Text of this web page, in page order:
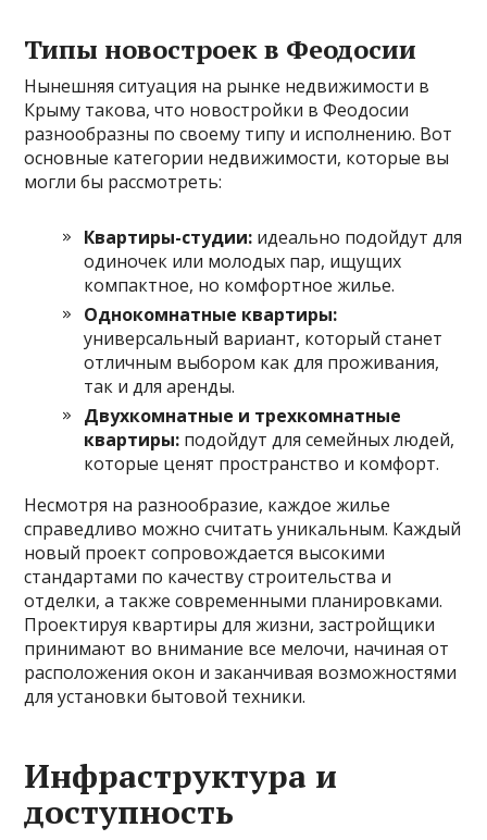
Типы новостроек в Феодосии
Нынешняя ситуация на рынке недвижимости в
Крыму такова, что новостройки в Феодосии
разнообразны по своему типу и исполнению. Вот
основные категории недвижимости, которые вы
могли бы рассмотреть:
Квартиры-студии: идеально подойдут для
одиночек или молодых пар, ищущих
компактное, но комфортное жилье.
Однокомнатные квартиры:
универсальный вариант, который станет
отличным выбором как для проживания,
так и для аренды.
Двухкомнатные и трехкомнатные
квартиры: подойдут для семейных людей,
которые ценят пространство и комфорт.
Несмотря на разнообразие, каждое жилье
справедливо можно считать уникальным. Каждый
новый проект сопровождается высокими
стандартами по качеству строительства и
отделки, а также современными планировками.
Проектируя квартиры для жизни, застройщики
принимают во внимание все мелочи, начиная от
расположения окон и заканчивая возможностями
для установки бытовой техники.
Инфраструктура и
доступность